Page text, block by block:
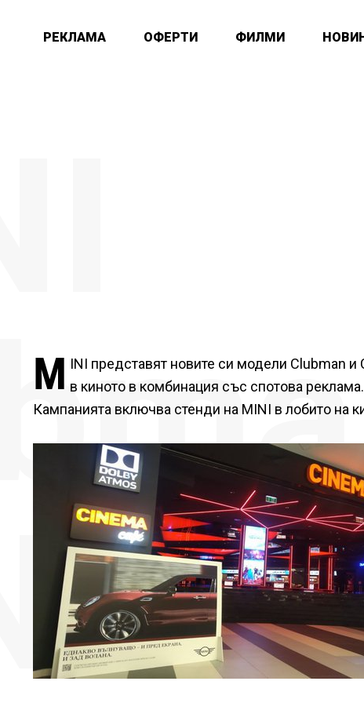
РЕКЛАМА ОФЕРТИ ФИЛМИ
M INI представят новите си модели Clubman
в киното в комбинация със спотова реклама.
Кампанията включва стенди на MINI в лобито на